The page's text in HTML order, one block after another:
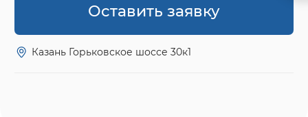
Оставить заявку
Казань Горьковское шоссе 30к1